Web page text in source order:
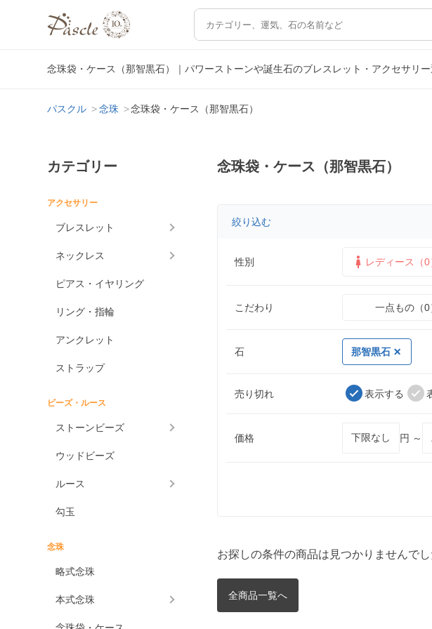
念珠袋・ケース（那智黒石）｜パワーストーンや誕生石のブレスレット・アクセサリー
パスクル 念珠 念珠袋・ケース（那智黒石）
カテゴリー
アクセサリー
ブレスレット
ネックレス
ピアス・イヤリング
リング・指輪
アンクレット
ストラップ
ビーズ・ルース
ストーンビーズ
ウッドビーズ
ルース
勾玉
念珠
略式念珠
本式念珠
念珠袋・ケース（那智黒石）
絞り込む
性別 レディース（0
こだわり 一点もの（0
石 那智黒石
売り切れ 表示する
価格 円 ～
お探しの条件の商品は見つかりませんで
全商品一覧へ